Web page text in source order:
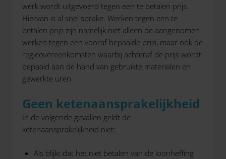
werk wordt uitgevoerd tegen een te betalen prijs.
Hiervan is al snel sprake. Werken tegen een te
betalen prijs zijn namelijk niet alleen de aangenomen
werken tegen een vooraf bepaalde prijs, maar ook de
regieovereenkomsten waarbij achteraf de prijs wordt
bepaald aan de hand van gebruikte materialen en
gewerkte uren.
Geen ketenaansprakelijkheid
In de volgende gevallen geldt de
ketenaansprakelijkheid niet:
Als blijkt dat het niet betalen van de loonheffing